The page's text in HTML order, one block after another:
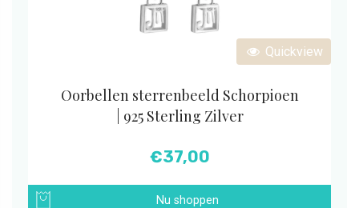
Quickview
Oorbellen sterrenbeeld Schorpioen
| 925 Sterling Zilver
€37,00
Nu shoppen